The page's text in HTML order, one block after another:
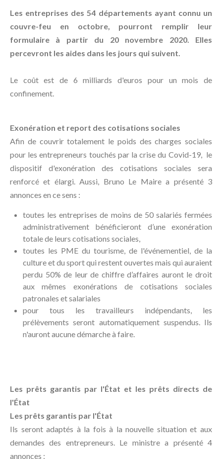
Les entreprises des 54 départements ayant connu un
couvre-feu en octobre, pourront remplir leur
formulaire à partir du 20 novembre 2020. Elles
percevront les aides dans les jours qui suivent.
Le coût est de 6 milliards d'euros pour un mois de
confinement.
Exonération et report des cotisations sociales
Afin de couvrir totalement le poids des charges sociales
pour les entrepreneurs touchés par la crise du Covid-19, le
dispositif d'exonération des cotisations sociales sera
renforcé et élargi. Aussi, Bruno Le Maire a présenté 3
annonces en ce sens :
toutes les entreprises de moins de 50 salariés fermées
administrativement bénéficieront d’une exonération
totale de leurs cotisations sociales,
toutes les PME du tourisme, de l'événementiel, de la
culture et du sport qui restent ouvertes mais qui auraient
perdu 50% de leur de chiffre d’affaires auront le droit
aux mêmes exonérations de cotisations sociales
patronales et salariales
pour tous les travailleurs indépendants, les
prélèvements seront automatiquement suspendus. Ils
n'auront aucune démarche à faire.
Les prêts garantis par l'État et les prêts directs de
l'État
Les prêts garantis par l'État
Ils seront adaptés à la fois à la nouvelle situation et aux
demandes des entrepreneurs. Le ministre a présenté 4
annonces :